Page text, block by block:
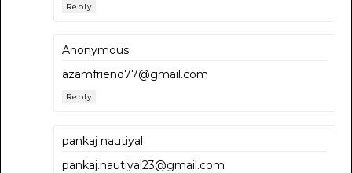
Reply
Anonymous
azamfriend77@gmail.com
Reply
pankaj nautiyal
pankaj.nautiyal23@gmail.com